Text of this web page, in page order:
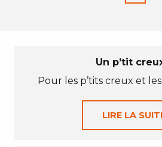
Un p’tit
Pour les p’tits creux et les
LIRE LA